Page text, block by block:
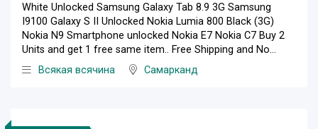
White Unlocked Samsung Galaxy Tab 8.9 3G Samsung
I9100 Galaxy S II Unlocked Nokia Lumia 800 Black (3G)
Nokia N9 Smartphone unlocked Nokia E7 Nokia C7 Buy 2
Units and get 1 free same item.. Free Shipping and No...
Всякая всячина
Самарканд